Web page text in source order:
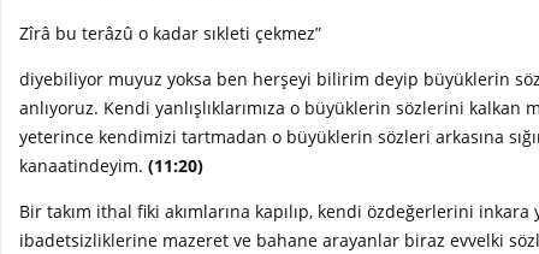
Zîrâ bu terâzû o kadar sıkleti çekmez”
diyebiliyor muyuz yoksa ben herşeyi bilirim deyip büyüklerin
anlıyoruz. Kendi yanlışlıklarımıza o büyüklerin sözlerini kalkan
yeterince kendimizi tartmadan o büyüklerin sözleri arkasına
kanaatindeyim. (11:20)
Bir takım ithal fiki akımlarına kapılıp, kendi özdeğerlerini
ibadetsizliklerine mazeret ve bahane arayanlar biraz evvelki